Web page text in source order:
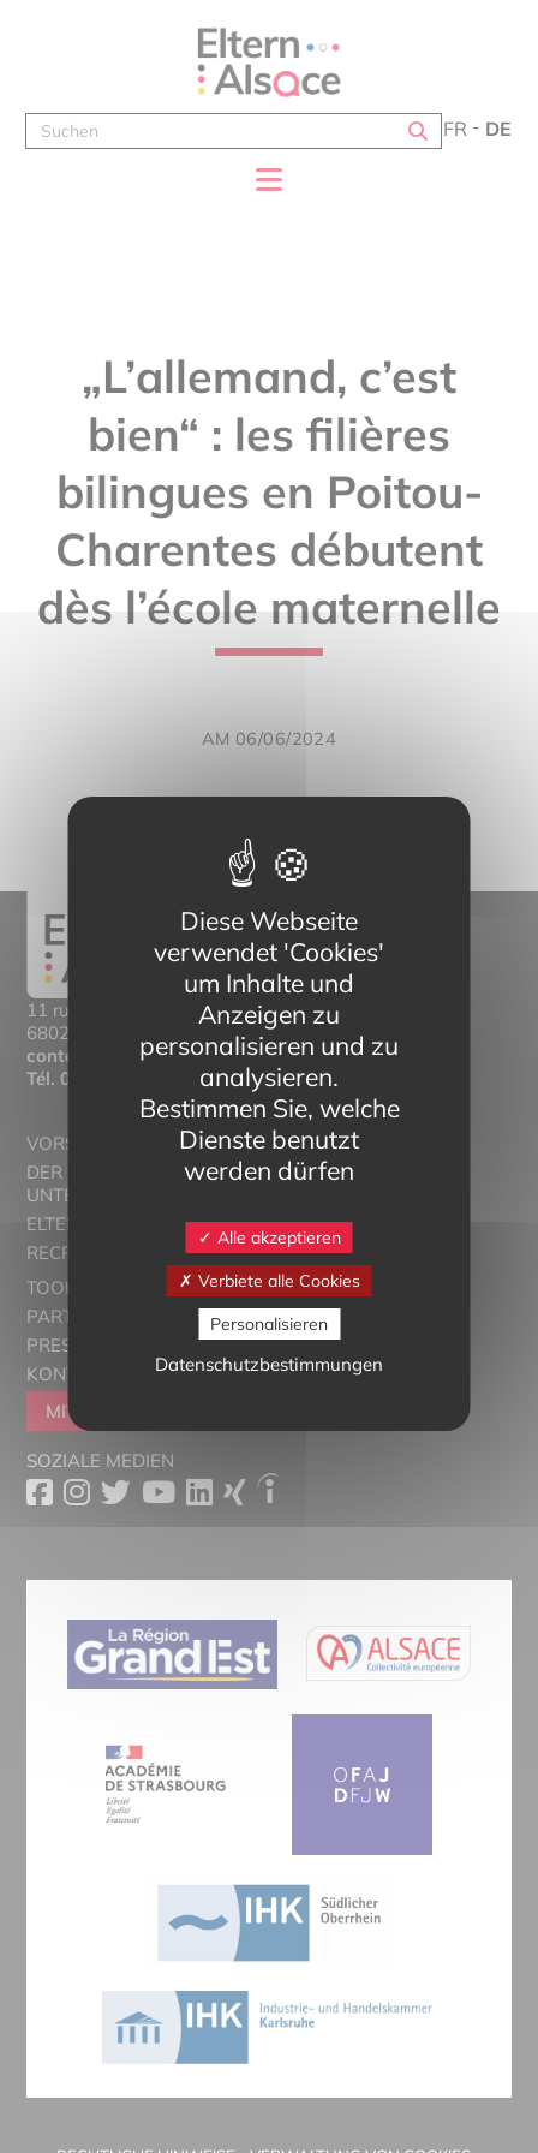
FR DE
„L’allemand, c’est
bien“ : les filières
bilingues en Poitou-
Charentes débutent
dès l’école maternelle
AM 06/06/2024
11 rue Mittlerweg,
68025 Colmar Cedex
contact@eltern-bilinguisme.org
Tél. 03 89 20 46 74
VORSTELLUNG
DER ZWEISPRACHIGE
UNTERRICHT
ELTERN ALSACE - EUROSTAGES
RECRUTORRS
TOOLBOX
PARTNER
PRESSESCHAU
KONTAKT
MITGLIEDER WERDEN
SOZIALE MEDIEN
Diese Webseite
verwendet 'Cookies'
um Inhalte und
Anzeigen zu
personalisieren und zu
analysieren.
Bestimmen Sie, welche
Dienste benutzt
werden dürfen
Alle akzeptieren
Verbiete alle Cookies
Personalisieren
Datenschutzbestimmungen